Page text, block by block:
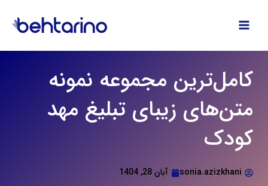
محتوا
کامل‌ترین مجموعه نمونه
متن‌های زیبای تبلیغ مهد
کودک
sonia.azizkhani آبان 28, 1404